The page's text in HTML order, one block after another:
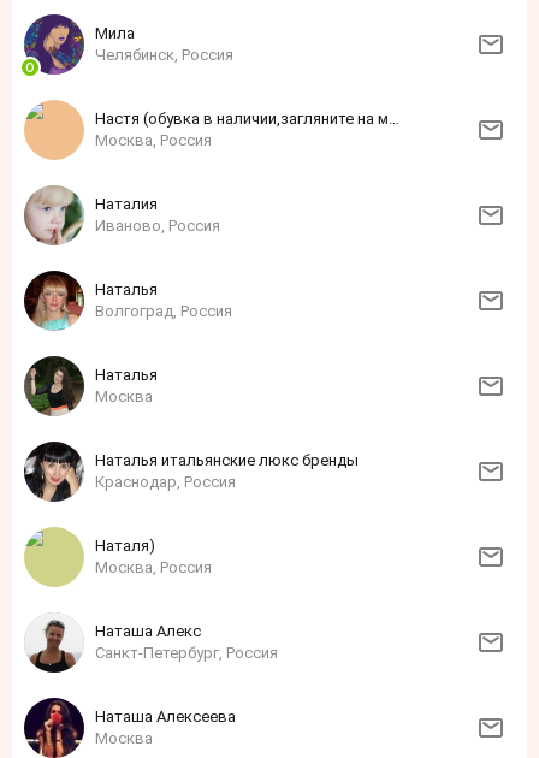
Мила
Челябинск, Россия
Настя (обувка в наличии,загляните на мою ярмарку)
Москва, Россия
Наталия
Иваново, Россия
Наталья
Волгоград, Россия
Наталья
Москва
Наталья итальянские люкс бренды
Краснодар, Россия
Наталя)
Москва, Россия
Наташа Алекс
Санкт-Петербург, Россия
Наташа Алексеева
Москва